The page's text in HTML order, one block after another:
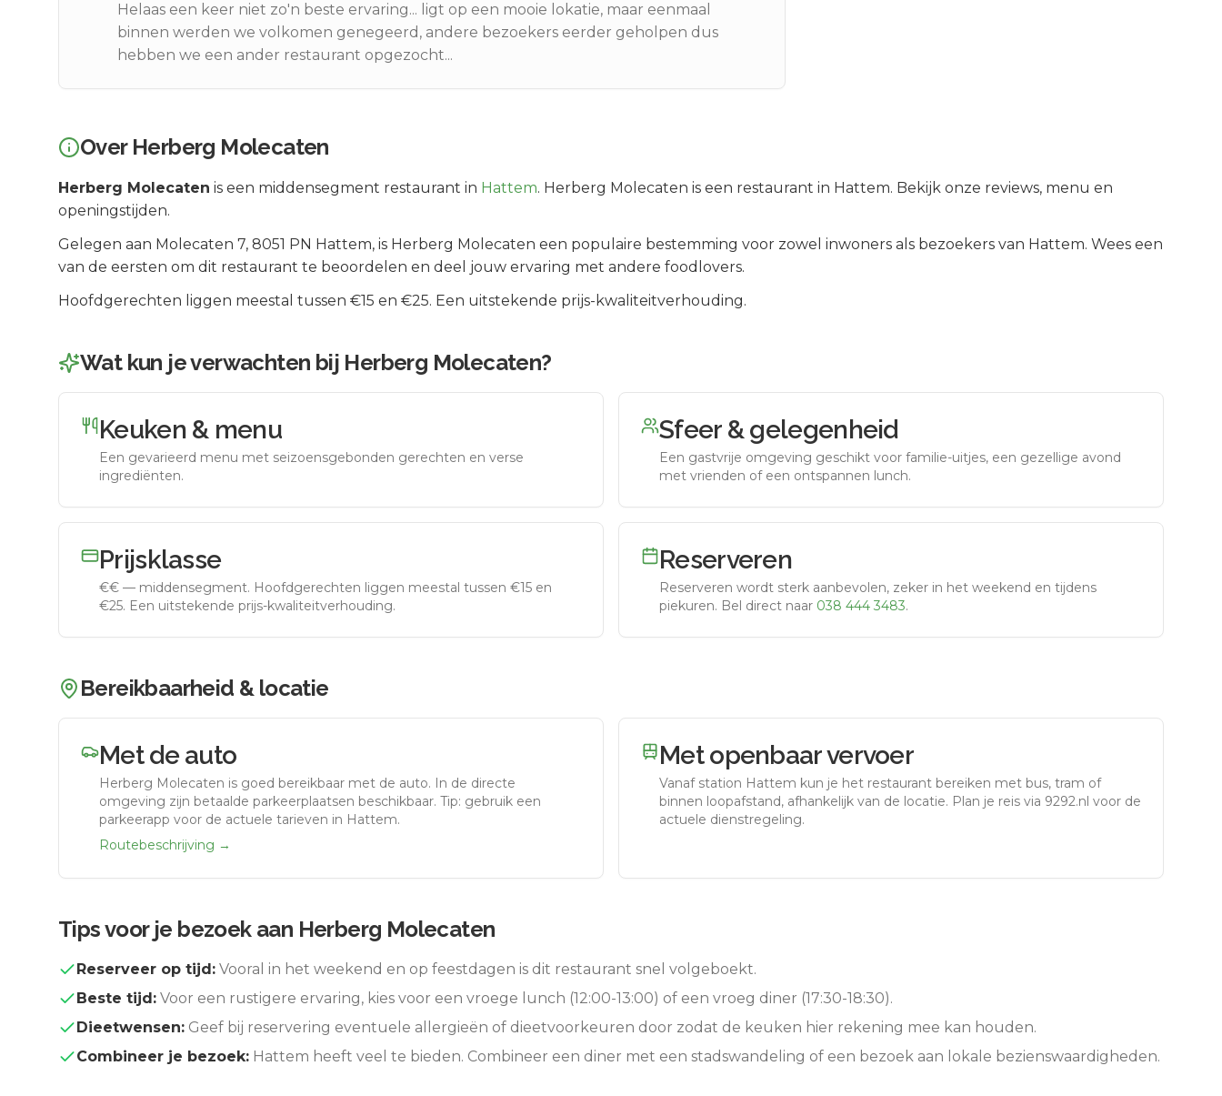
Helaas een keer niet zo'n beste ervaring... ligt op een mooie lokatie, maar eenmaal
binnen werden we volkomen genegeerd, andere bezoekers eerder geholpen dus
hebben we een ander restaurant opgezocht...
Over Herberg Molecaten
Herberg Molecaten is een middensegment restaurant in Hattem. Herberg Molecaten is een restaurant in Hattem. Bekijk onze reviews, menu en
openingstijden.
Gelegen aan Molecaten 7, 8051 PN Hattem, is Herberg Molecaten een populaire bestemming voor zowel inwoners als bezoekers van Hattem. Wees een
van de eersten om dit restaurant te beoordelen en deel jouw ervaring met andere foodlovers.
Hoofdgerechten liggen meestal tussen €15 en €25. Een uitstekende prijs-kwaliteitverhouding.
Wat kun je verwachten bij Herberg Molecaten?
Keuken & menu
Een gevarieerd menu met seizoensgebonden gerechten en verse
ingrediënten.
Sfeer & gelegenheid
Een gastvrije omgeving geschikt voor familie-uitjes, een gezellige avond
met vrienden of een ontspannen lunch.
Prijsklasse
€€ — middensegment. Hoofdgerechten liggen meestal tussen €15 en
€25. Een uitstekende prijs-kwaliteitverhouding.
Reserveren
Reserveren wordt sterk aanbevolen, zeker in het weekend en tijdens
piekuren. Bel direct naar 038 444 3483.
Bereikbaarheid & locatie
Met de auto
Herberg Molecaten is goed bereikbaar met de auto. In de directe
omgeving zijn betaalde parkeerplaatsen beschikbaar. Tip: gebruik een
parkeerapp voor de actuele tarieven in Hattem.
Routebeschrijving →
Met openbaar vervoer
Vanaf station Hattem kun je het restaurant bereiken met bus, tram of
binnen loopafstand, afhankelijk van de locatie. Plan je reis via 9292.nl voor de
actuele dienstregeling.
Tips voor je bezoek aan Herberg Molecaten
Reserveer op tijd: Vooral in het weekend en op feestdagen is dit restaurant snel volgeboekt.
Beste tijd: Voor een rustigere ervaring, kies voor een vroege lunch (12:00-13:00) of een vroeg diner (17:30-18:30).
Dieetwensen: Geef bij reservering eventuele allergieën of dieetvoorkeuren door zodat de keuken hier rekening mee kan houden.
Combineer je bezoek: Hattem heeft veel te bieden. Combineer een diner met een stadswandeling of een bezoek aan lokale bezienswaardigheden.